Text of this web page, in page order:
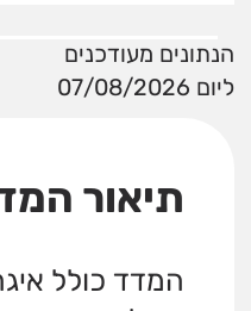
הנתונים מעודכנים
ליום 07/08/2026
תיאור
המדד כולל